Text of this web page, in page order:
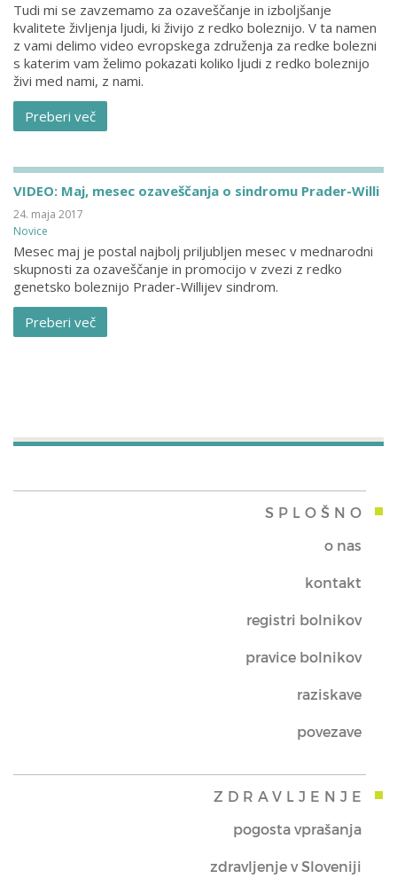
Tudi mi se zavzemamo za ozaveščanje in izboljšanje
kvalitete življenja ljudi, ki živijo z redko boleznijo. V ta namen
z vami delimo video evropskega združenja za redke bolezni
s katerim vam želimo pokazati koliko ljudi z redko boleznijo
živi med nami, z nami.
Preberi več
VIDEO: Maj, mesec ozaveščanja o sindromu Prader-Willi
24. maja 2017
Novice
Mesec maj je postal najbolj priljubljen mesec v mednarodni
skupnosti za ozaveščanje in promocijo v zvezi z redko
genetsko boleznijo Prader-Willijev sindrom.
Preberi več
SPLOŠNO
o nas
kontakt
registri bolnikov
pravice bolnikov
raziskave
povezave
ZDRAVLJENJE
pogosta vprašanja
zdravljenje v Sloveniji